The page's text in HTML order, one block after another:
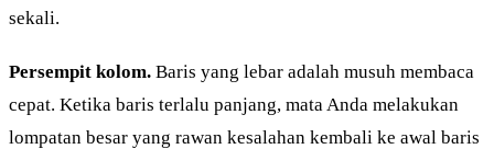
sekali.
Persempit kolom. Baris yang lebar adalah musuh membaca
cepat. Ketika baris terlalu panjang, mata Anda melakukan
lompatan besar yang rawan kesalahan kembali ke awal baris